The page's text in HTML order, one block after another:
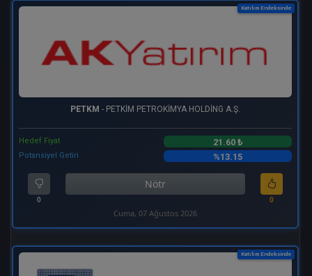
Katılım Endeksinde
PETKM - PETKİM PETROKİMYA HOLDİNG A.Ş.
Hedef Fiyat 21.60 ₺
Potansiyel Getiri %13.15
0
Nötr
0
Cuma, 07 Ağustos 2026
Katılım Endeksinde